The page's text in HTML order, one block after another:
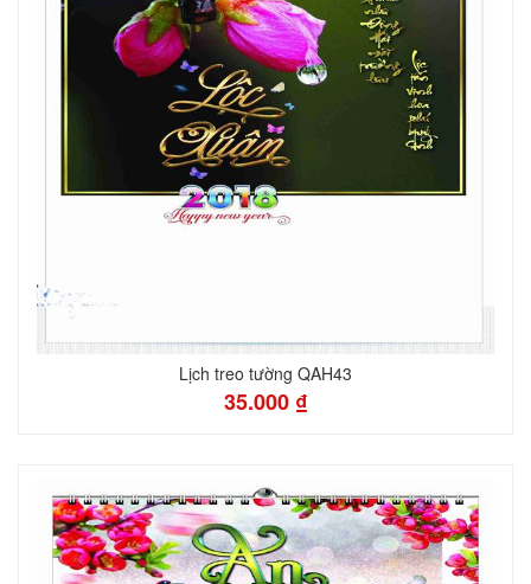
Lịch treo tường QAH43
35.000 ₫